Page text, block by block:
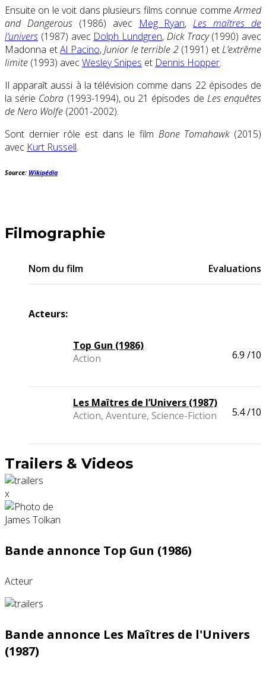
Ensuite on le voit dans plusieurs films connue commeArmed
and Dangerous(1986) avec Meg Ryan,Les maîtres de
l’univers (1987) avec Dolph Lundgren, Dick Tracy(1990) avec
Madonna etAl Pacino,Junior le terrible 2(1991) etL’extrême
limite (1993) avecWesley Snipes et Dennis Hopper.
Il apparaît aussi à la télévision comme dans 22 épisodes de
la série Cobra (1993-1994), ou 21 épisodes de Les enquêtes
de Nero Wolfe (2001-2002).
Sont dernier rôle est dans le film Bone Tomahawk(2015)
avec Kurt Russell.
Source: Wikipédia
Filmographie
Nom du film Evaluations
Acteurs:
Top Gun (1986)
Action
6.9 /10
Les Maîtres de l’Univers (1987)
Action, Aventure, Science-Fiction
5.4/10
Trailers & Videos
x
Bande annonce Top Gun (1986)
Acteur
Bande annonce Les Maîtres de l'Univers
(1987)